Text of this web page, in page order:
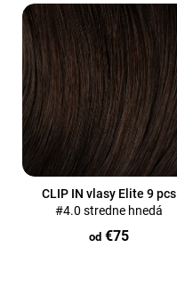
t
o
v
CLIP IN vlasy Elite 9 pcs
#4.0 stredne hnedá
od€75
s
ť
?
Hľadať